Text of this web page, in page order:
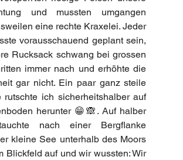
und mussten umgangen
eine rechte Kraxelei. Jeder
vorausschauend geplant sein,
Rucksack schwang bei grossen
immer nach und erhöhte die
gar nicht. Ein paar ganz steile
rutschte ich sicherheitshalber auf
herunter 😁🙈. Auf halber
nach einer Bergflanke
kleine See unterhalb des Moors
Blickfeld auf und wir wussten: Wir